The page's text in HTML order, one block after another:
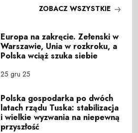
ZOBACZ WSZYSTKIE
Europa na zakręcie. Zełenski w
Warszawie, Unia w rozkroku, a
Polska wciąż szuka siebie
25 gru 25
Polska gospodarka po dwóch
latach rządu Tuska: stabilizacja
i wielkie wyzwania na niepewną
przyszłość